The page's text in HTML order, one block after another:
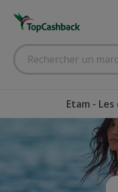
Etam -